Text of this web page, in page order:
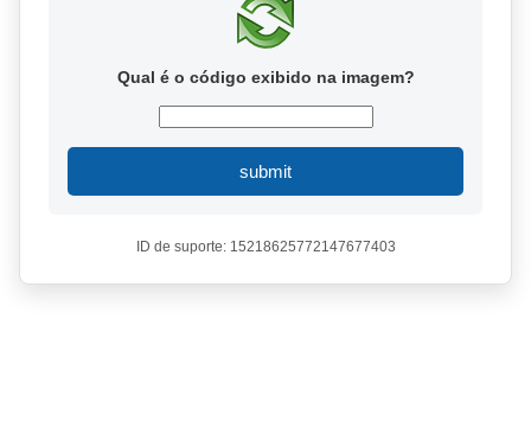
Qual é o código exibido na imagem?
submit
ID de suporte: 15218625772147677403